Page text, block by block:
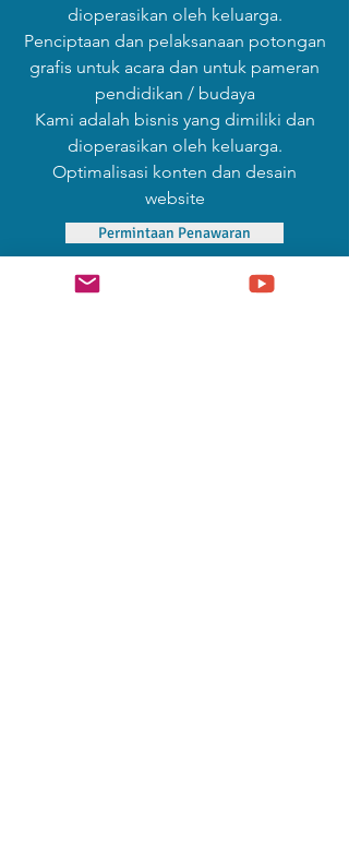
dioperasikan oleh keluarga.
Penciptaan dan pelaksanaan potongan
grafis untuk acara dan untuk pameran
pendidikan / budaya
Kami adalah bisnis yang dimiliki dan
dioperasikan oleh keluarga.
Optimalisasi konten dan desain
website
Permintaan Penawaran